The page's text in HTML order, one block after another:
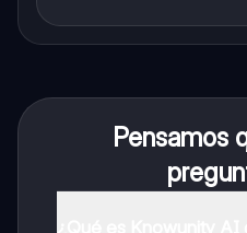
Pensamos